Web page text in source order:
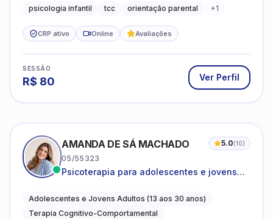
promovendo equilíbrio emocional e
psicologia infantil tcc orientação parental +1
CRP ativo Online Avaliações
SESSÃO
R$ 80 Ver Perfil
AMANDA DE SÁ MACHADO 5.0(10)
05/55323
Psicoterapia para adolescentes e jovens
autoestima, relações e orientação
profissional
Adolescentes e Jovens Adultos (13 aos 30 anos)
Terapia Cognitivo-Comportamental